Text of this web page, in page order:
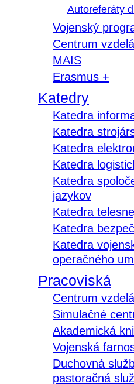
Autoreferáty
Vojenský
Centrum
MAIS
Erasmus +
Katedry
Katedra
Katedra
Katedra
Katedra
Katedra
jazykov
Katedra
Katedra
Katedra
operačného
Pracoviská
Centrum
Simulačné
Akademická
Vojenská
Duchovná
pastoračná